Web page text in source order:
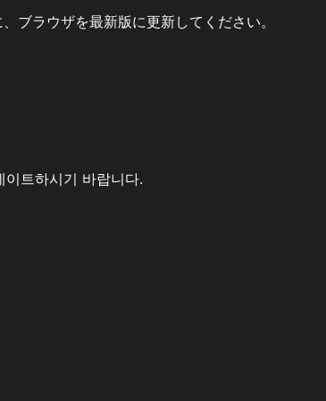
ブラウザを最新版に更新してください。
트하시기 바랍니다.